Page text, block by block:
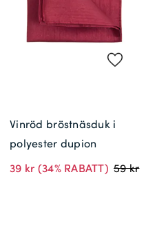
Vinröd bröstnäsduk i
polyester dupion
39 kr (34% RABATT) 59 kr